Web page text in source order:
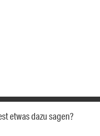
etwas dazu sagen?